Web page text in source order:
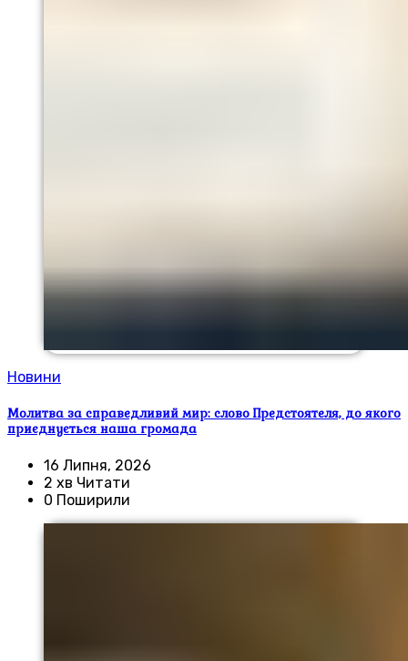
Новини
Молитва за справедливий мир: слово Предстоятеля, до якого
приєднується наша громада
16 Липня, 2026
2 хв Читати
0 Поширили